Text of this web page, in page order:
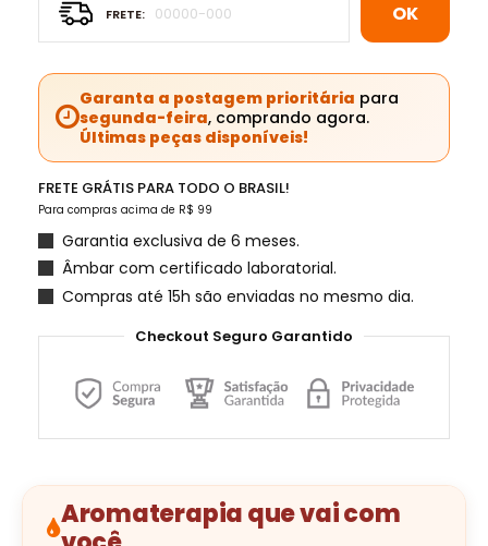
OK
Garanta a postagem prioritária para
segunda-feira, comprando agora.
Últimas peças disponíveis!
FRETE GRÁTIS PARA TODO O BRASIL!
Para compras acima de R$ 99
Garantia exclusiva de 6 meses.
Âmbar com certificado laboratorial.
Compras até 15h são enviadas no mesmo dia.
Checkout Seguro Garantido
Aromaterapia que vai com